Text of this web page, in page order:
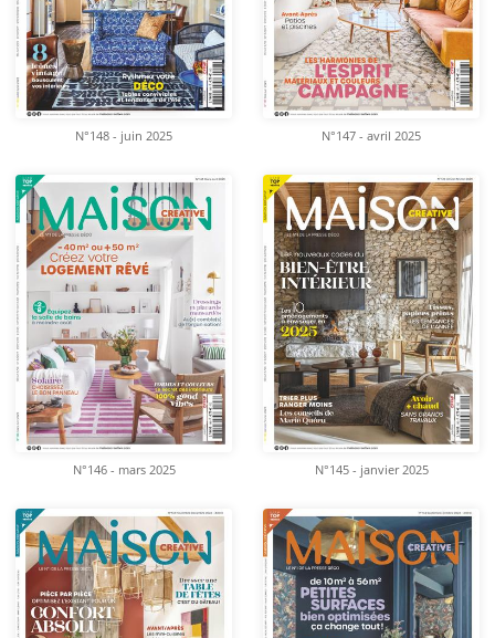
N°148 - juin 2025 N°147 - avril 2025
N°146 - mars 2025 N°145 - janvier 2025